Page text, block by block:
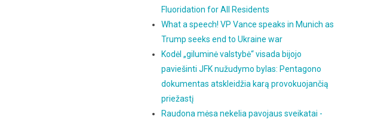
Fluoridation for All Residents
What a speech! VP Vance speaks in Munich as
Trump seeks end to Ukraine war
Kodėl „giluminė valstybė“ visada bijojo
paviešinti JFK nužudymo bylas: Pentagono
dokumentas atskleidžia karą provokuojančią
priežastį
Raudona mėsa nekelia pavojaus sveikatai -